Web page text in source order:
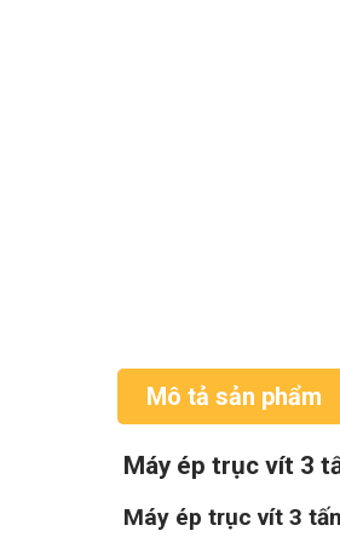
Mô tả sản phẩm
Máy ép trục vít 3
Máy ép trục vít 3